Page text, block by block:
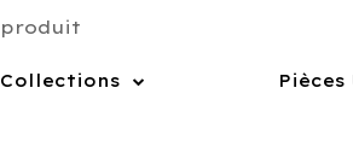
Collections Pièces